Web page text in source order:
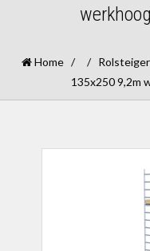
Home / /
135x250 9,2m